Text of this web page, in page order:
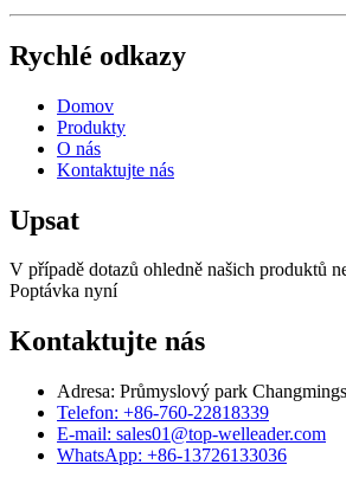
Rychlé odkazy
Domov
Produkty
O nás
Kontaktujte nás
Upsat
V případě dotazů ohledně našich produktů
Poptávka nyní
Kontaktujte nás
Adresa: Průmyslový park
Telefon: +86-760-22818339
E-mail: sales01@top-welleader.com
WhatsApp: +86-13726133036